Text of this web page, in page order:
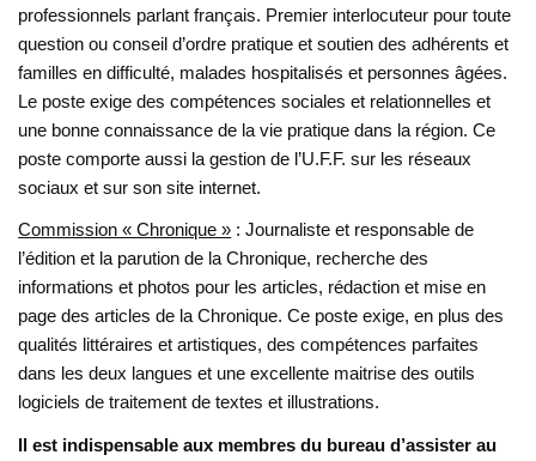
professionnels parlant français. Premier interlocuteur pour toute
question ou conseil d’ordre pratique et soutien des adhérents et
familles en difficulté, malades hospitalisés et personnes âgées.
Le poste exige des compétences sociales et relationnelles et
une bonne connaissance de la vie pratique dans la région. Ce
poste comporte aussi la gestion de l’U.F.F. sur les réseaux
sociaux et sur son site internet.
Commission « Chronique » : Journaliste et responsable de
l’édition et la parution de la Chronique, recherche des
informations et photos pour les articles, rédaction et mise en
page des articles de la Chronique. Ce poste exige, en plus des
qualités littéraires et artistiques, des compétences parfaites
dans les deux langues et une excellente maitrise des outils
logiciels de traitement de textes et illustrations.
Il est indispensable aux membres du bureau d’assister au